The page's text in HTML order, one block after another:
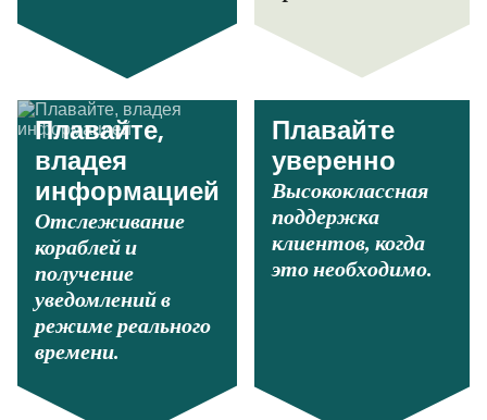
Плавайте,
владея
информацией
Отслеживание
кораблей и
получение
уведомлений в
режиме реального
времени.
Плавайте
уверенно
Высококлассная
поддержка
клиентов, когда
это необходимо.